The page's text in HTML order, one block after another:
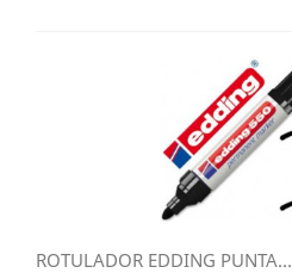
ROTULADOR EDDING PUNTA...